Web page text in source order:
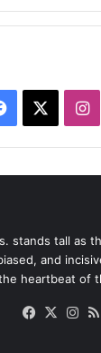
Facebook
stands tall as
and
heartbeat of
Facebook
X